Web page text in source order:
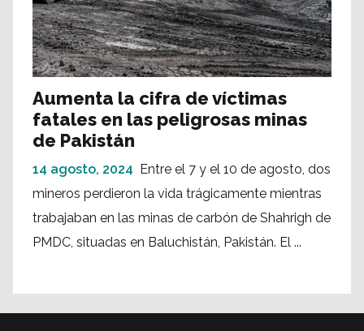
Aumenta la cifra de víctimas
fatales en las peligrosas minas
de Pakistán
14 agosto, 2024 Entre el 7 y el 10 de agosto, dos
mineros perdieron la vida trágicamente mientras
trabajaban en las minas de carbón de Shahrigh de
PMDC, situadas en Baluchistán, Pakistán. El ...